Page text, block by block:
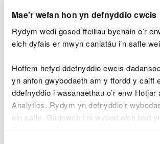
Mae'r wefan hon yn defnyddio cwcis
Rydym wedi gosod ffeiliau bychain o’r
eich dyfais er mwyn caniatáu i’n safle
Hoffem hefyd ddefnyddio cwcis
yn anfon gwybodaeth am y ffordd y caiff
ddefnyddio i wasanaethau o’r enw Hotjar
Analytics. Rydym yn defnyddio’r
ein safle. Gadewch i ni wybod eich bod
Byddwn yn defnyddio cwci i gadw eich
Ceisiadau am drwyddedau
2023
Ceisiadau am drwyddedau
Ceisiadau am drwyddedau
2023
Ceisiadau am drwyddedau
Ceisiadau am drwyddedau
2023